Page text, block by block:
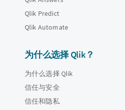
Qlik Predict
Qlik Automate
为什么选择 Qlik？
为什么选择 Qlik
信任与安全
信任和隐私